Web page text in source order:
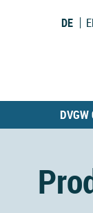
DE
DVGW